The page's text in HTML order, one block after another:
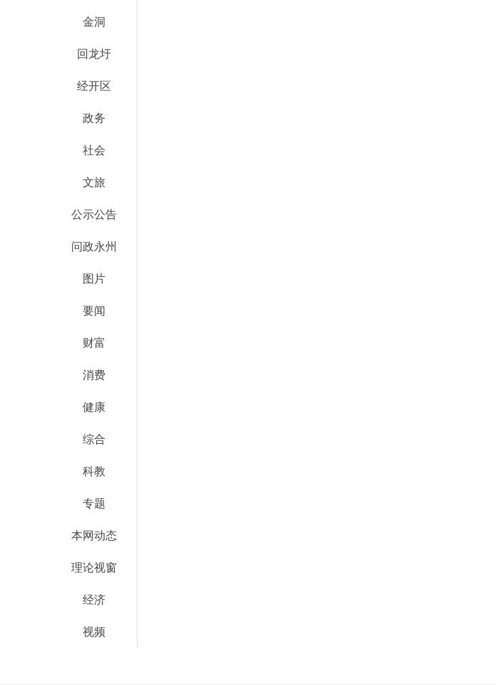
金洞
回龙圩
经开区
政务
社会
文旅
公示公告
问政永州
图片
要闻
财富
消费
健康
综合
科教
专题
本网动态
理论视窗
经济
视频